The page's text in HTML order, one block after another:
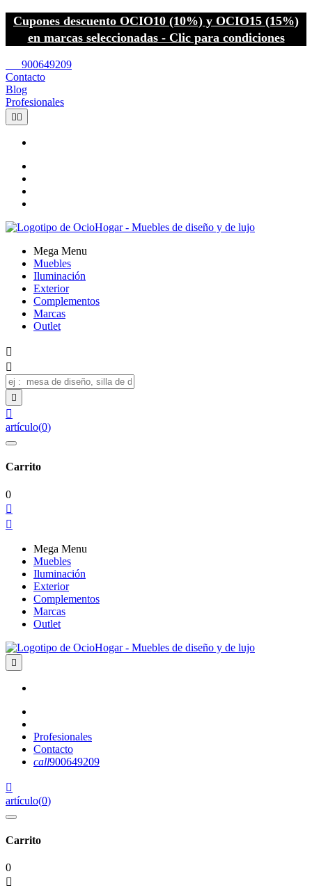
Cupones descuento OCIO10 (10%) y OCIO15 (15%)
en marcas seleccionadas - Clic para condiciones
900649209
Contacto
Blog
Profesionales
 
Mega Menu
Muebles
Iluminación
Exterior
Complementos
Marcas
Outlet




artículo(0)
Carrito
0


Mega Menu
Muebles
Iluminación
Exterior
Complementos
Marcas
Outlet

Profesionales
Contacto
call900649209

artículo(0)
Carrito
0
